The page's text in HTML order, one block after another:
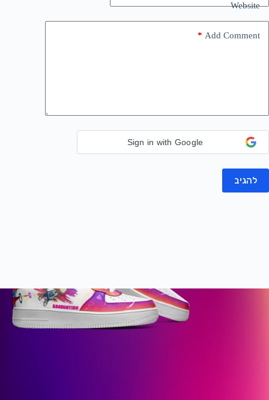
Website
Add Comment
*
Sign in with Google
להגיב